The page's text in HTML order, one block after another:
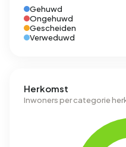
Gehuwd
Ongehuwd
Gescheiden
Verweduwd
Herkomst
Inwoners per categorie